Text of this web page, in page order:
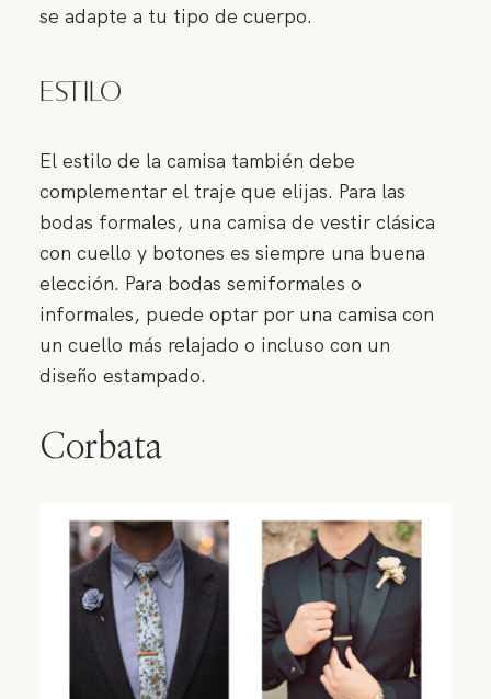
se adapte a tu tipo de cuerpo.
Estilo
El estilo de la camisa también debe
complementar el traje que elijas. Para las
bodas formales, una camisa de vestir clásica
con cuello y botones es siempre una buena
elección. Para bodas semiformales o
informales, puede optar por una camisa con
un cuello más relajado o incluso con un
diseño estampado.
Corbata